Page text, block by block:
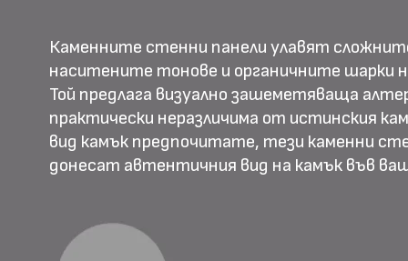
Каменните стенни панели улавят
наситените тонове и органичните шарки
Той предлага визуално зашеметяваща
практически неразличима от истинския
вид камък предпочитате, тези каменни
донесат автентичния вид на камък във